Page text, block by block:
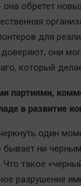
она обретет
для
они
который
партиями,
в развитие
один
бывает ни
такое
разрушение